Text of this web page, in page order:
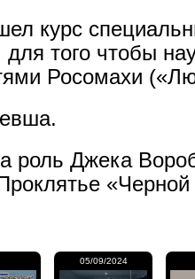
курс
того чтобы
Росомахи
роль Джека
05/09/2024